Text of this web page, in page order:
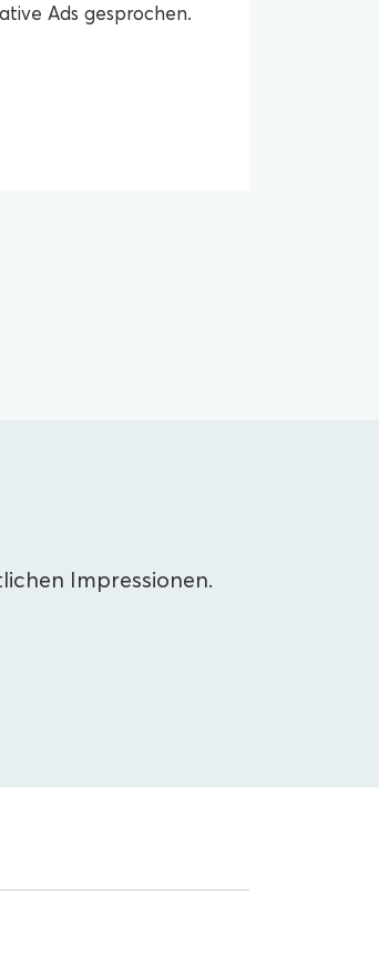
Ads gesprochen.
Impressionen.